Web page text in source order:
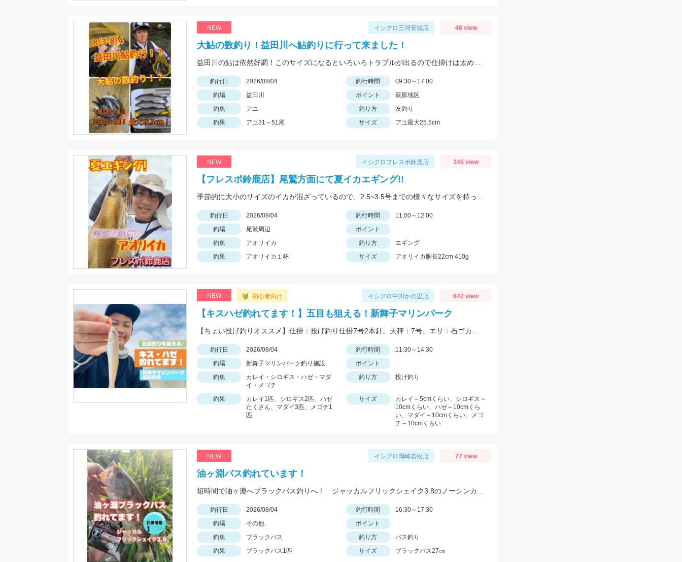
NEW イシグロ三河安城店 48 view
大鮎の数釣り！益田川へ鮎釣りに行って来ました！
釣行日 2026/08/04 釣行時間
09:30～17:00
釣場
益田川 ポイント
萩原地区
釣魚
アユ 釣り方
友釣り
釣果
アユ31～51尾 サイズ アユ最大25.5cm
NEW イシグロフレスポ鈴鹿店 345 view
【フレスポ鈴鹿店】尾鷲方面にて夏イカエギング!!
釣行日 2026/08/04 釣行時間
11:00～12:00
釣場
尾鷲周辺
ポイント
釣魚
アオリイカ 釣り方
エギング
釣果
アオリイカ１杯 サイズ アオリイカ胴長22cm 410g
NEW 初心者向け イシグロ中川かの里店 642 view
【キスハゼ釣れてます！】五目も狙える！新舞子マリンパーク
釣行日 2026/08/04 釣行時間
11:30～14:30
釣場
新舞子マリンパーク釣り施設
ポイント
釣魚
カレイ・シロギス・ハゼ・マダ
イ・メゴチ
釣り方 投げ釣り
釣果
カレイ1匹、シロギス2匹、ハゼ
たくさん、マダイ3匹、メゴチ1
匹
サイズ
カレイ～5cmくらい、シロギス～
10cmくらい、ハゼ～10cmくら
い、マダイ～10cmくらい、メゴ
チ～10cmくらい
NEW イシグロ岡崎若松店 77 view
油ヶ淵バス釣れています！
釣行日 2026/08/04 釣行時間
16:30～17:30
釣場
その他
ポイント
釣魚
ブラックバス 釣り方
バス釣り
釣果
ブラックバス1匹 サイズ ブラックバス27㎝